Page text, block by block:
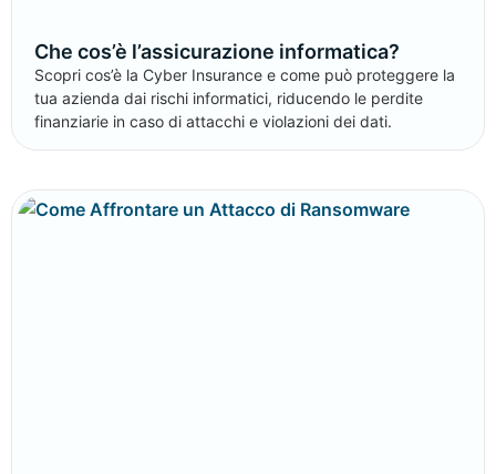
Che cos’è l’assicurazione informatica?
Scopri cos’è la Cyber Insurance e come può proteggere la
tua azienda dai rischi informatici, riducendo le perdite
finanziarie in caso di attacchi e violazioni dei dati.